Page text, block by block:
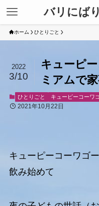
バリにば
ホーム ひとりごと
キューピ
ミアムで
2022
3/10
ひとりごと キューピーコーワ
2021年10月22日
キューピーコーワゴ
飲み始めて